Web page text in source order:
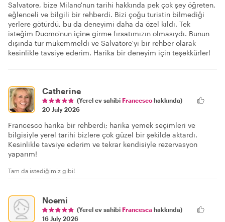
Salvatore, bize Milano'nun tarihi hakkında pek çok şey öğreten,
eğlenceli ve bilgili bir rehberdi. Bizi çoğu turistin bilmediği
yerlere götürdü, bu da deneyimi daha da özel kıldı. Tek
isteğim Duomo'nun içine girme fırsatımızın olmasıydı. Bunun
dışında tur mükemmeldi ve Salvatore'yi bir rehber olarak
kesinlikle tavsiye ederim. Harika bir deneyim için teşekkürler!
Catherine
(Yerel ev sahibi Francesco hakkında)
20 July 2026
Francesco harika bir rehberdi; harika yemek seçimleri ve
bilgisiyle yerel tarihi bizlere çok güzel bir şekilde aktardı.
Kesinlikle tavsiye ederim ve tekrar kendisiyle rezervasyon
yaparım!
Tam da istediğimiz gibi!
Noemi
(Yerel ev sahibi Francesca hakkında)
16 July 2026